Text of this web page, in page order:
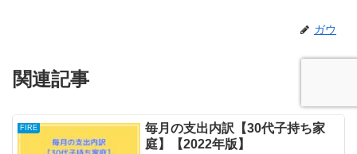
ガウ
関連記事
FIRE
毎月の支出内訳【30代子持ち家
庭】【2022年版】